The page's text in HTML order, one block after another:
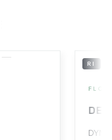
RI